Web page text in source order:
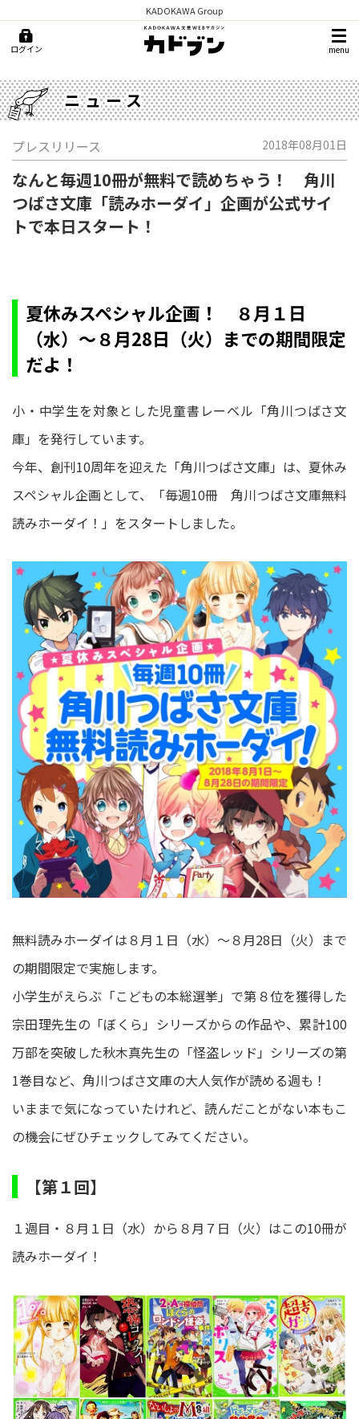
KADOKAWA Group
ログイン menu
ニュース
プレスリリース 2018年08月01日
なんと毎週10冊が無料で読めちゃう！ 角川
つばさ文庫「読みホーダイ」企画が公式サイ
トで本日スタート！
夏休みスペシャル企画！ ８月１日
（水）～８月28日（火）までの期間限定
だよ！
小・中学生を対象とした児童書レーベル「角川つばさ文
庫」を発行しています。
今年、創刊10周年を迎えた「角川つばさ文庫」は、夏休み
スペシャル企画として、「毎週10冊 角川つばさ文庫無料
読みホーダイ！」をスタートしました。
無料読みホーダイは８月１日（水）～８月28日（火）まで
の期間限定で実施します。
小学生がえらぶ「こどもの本総選挙」で第８位を獲得した
宗田理先生の「ぼくら」シリーズからの作品や、累計100
万部を突破した秋木真先生の「怪盗レッド」シリーズの第
1巻目など、角川つばさ文庫の大人気作が読める週も！
いままで気になっていたけれど、読んだことがない本もこ
の機会にぜひチェックしてみてください。
【第１回】
１週目・８月１日（水）から８月７日（火）はこの10冊が
読みホーダイ！